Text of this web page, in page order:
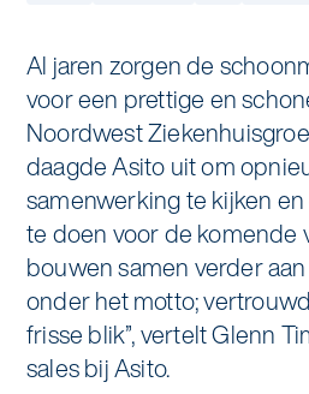
Graffitireiniging
Glas- en gevelreiniging
Reinigen en coaten van RVS
Aanvullende diensten
One Go
Zorgondersteuning
Overheid
Recreatie
Retail
Zakelijk
Zorg
Asito impuls
Sponsoring
Locaties
Nieuws
Artikelen
Kennisbank
Al jaren zorgen de
voor een prettige en
Noordwest
daagde Asito uit om
samenwerking te kijken
te doen voor de komende
bouwen samen verder
onder het motto;
frisse blik”, vertelt Glenn
sales bij Asito.